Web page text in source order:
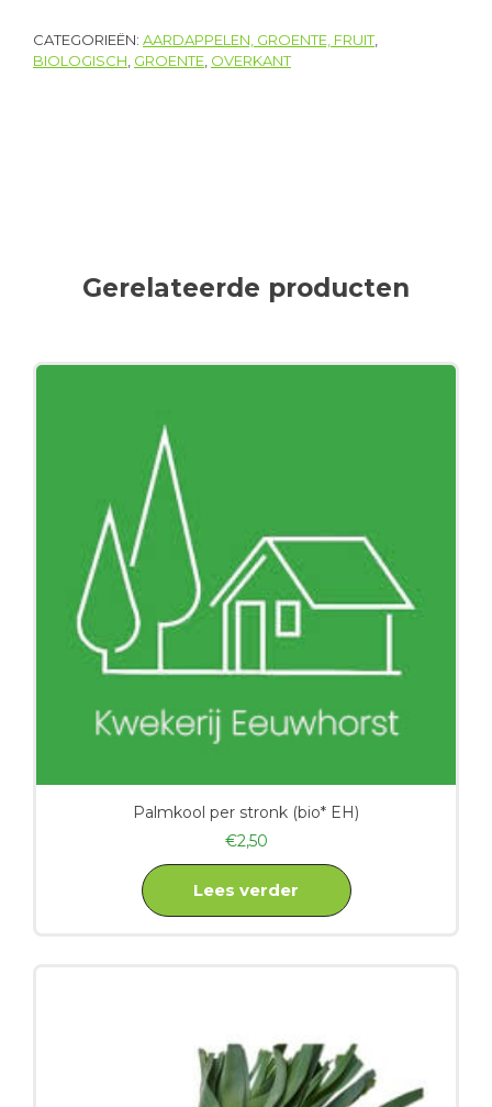
CATEGORIEËN: AARDAPPELEN, GROENTE, FRUIT,
BIOLOGISCH GROENTE OVERKANT
Gerelateerde producten
Palmkool per stronk (bio* EH)
€2,50
Lees verder